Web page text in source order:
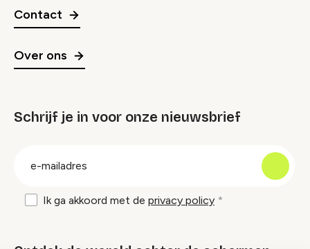
Contact
Over ons
Schrijf je in voor onze nieuwsbrief
Ik ga akkoord met de privacy policy